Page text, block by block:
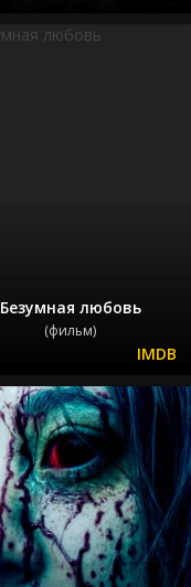
Безумная любовь
(фильм)